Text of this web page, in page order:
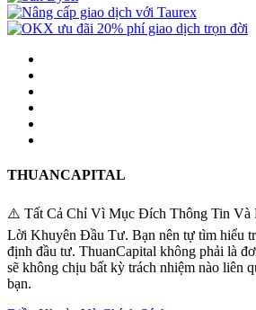
THUANCAPITAL
⚠️ Tất Cả Chỉ Vì Mục Đích Thông Tin Và
Lời Khuyên Đầu Tư. Bạn nên tự tìm hiểu
định đầu tư. ThuanCapital không phải là
sẽ không chịu bất kỳ trách nhiệm nào liên
bạn.